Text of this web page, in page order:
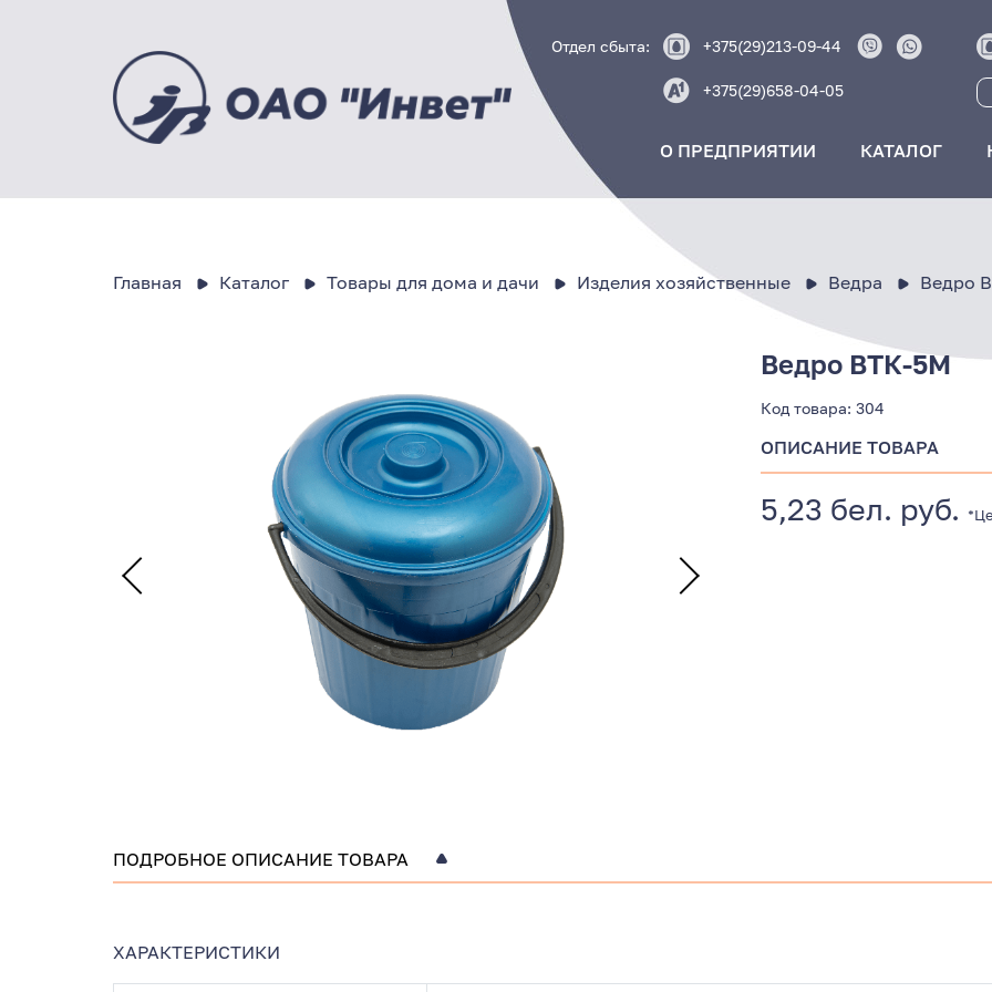
Отдел сбыта: +375(29)213-09-44
+375(29)658-04-05
О ПРЕДПРИЯТИИ КАТАЛОГ
Главная Каталог Товары для дома и дачи Изделия хозяйственные Ведра Ведро
Ведро ВТК-5М
Код товара: 304
ОПИСАНИЕ ТОВАРА
5,23 бел. руб.
ПОДРОБНОЕ ОПИСАНИЕ ТОВАРА
ХАРАКТЕРИСТИКИ